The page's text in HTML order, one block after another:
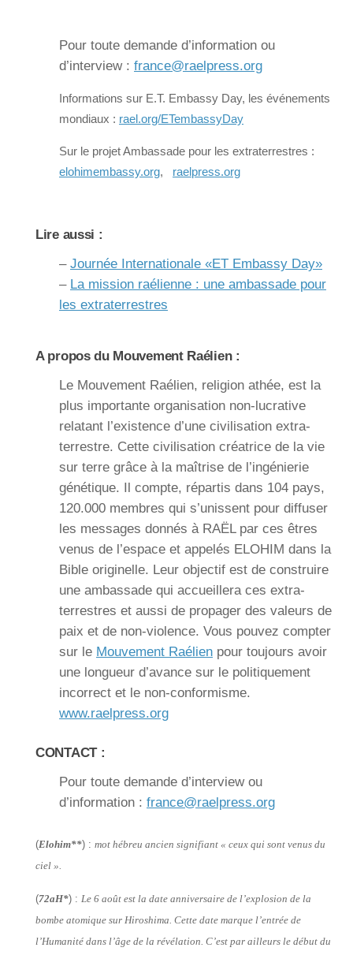
Pour toute demande d’information ou
d’interview : france@raelpress.org
Informations sur E.T. Embassy Day, les événements
mondiaux : rael.org/ETembassyDay
Sur le projet Ambassade pour les extraterrestres :
elohimembassy.org, raelpress.org
Lire aussi :
– Journée Internationale «ET Embassy Day»
– La mission raélienne : une ambassade pour
les extraterrestres
A propos du Mouvement Raélien :
Le Mouvement Raélien, religion athée, est la
plus importante organisation non-lucrative
relatant l’existence d’une civilisation extra-
terrestre. Cette civilisation créatrice de la vie
sur terre grâce à la maîtrise de l’ingénierie
génétique. Il compte, répartis dans 104 pays,
120.000 membres qui s’unissent pour diffuser
les messages donnés à RAËL par ces êtres
venus de l’espace et appelés ELOHIM dans la
Bible originelle. Leur objectif est de construire
une ambassade qui accueillera ces extra-
terrestres et aussi de propager des valeurs de
paix et de non-violence. Vous pouvez compter
sur le Mouvement Raélien pour toujours avoir
une longueur d’avance sur le politiquement
incorrect et le non-conformisme.
www.raelpress.org
CONTACT :
Pour toute demande d’interview ou
d’information : france@raelpress.org
(Elohim**) : mot hébreu ancien signifiant « ceux qui sont venus du
ciel ».
(72aH*) : Le 6 août est la date anniversaire de l’explosion de la
bombe atomique sur Hiroshima. Cette date marque l’entrée de
l’Humanité dans l’âge de la révélation. C’est par ailleurs le début du